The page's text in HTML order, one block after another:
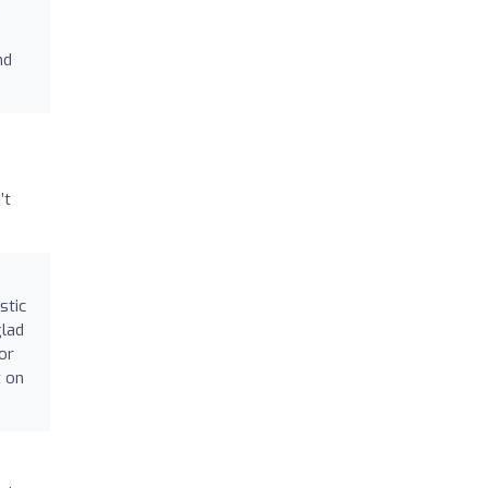
on